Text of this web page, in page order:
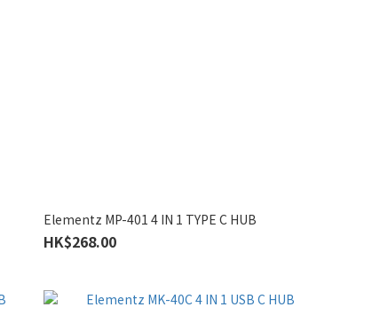
Elementz MP-401 4 IN 1 TYPE C HUB
HK$268.00